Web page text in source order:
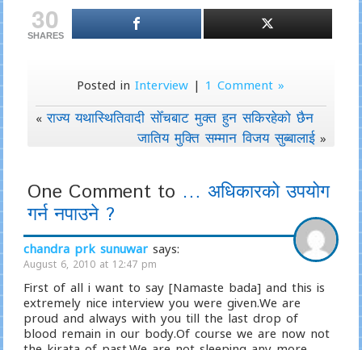
30
SHARES
Posted inInterview | 1 Comment »
«राज्य यथास्थितिवादी सोँचबाट मुक्त हुन सकिरहेको छैन
जातिय मुक्ति सम्मान विजय सुब्बालाई »
One Comment to … अधिकारको उपयोग
गर्न नपाउने ?
chandra prk sunuwar says:
August 6, 2010 at 12:47 pm
First of all i want to say [Namaste bada] and this is
extremely nice interview you were given.We are
proud and always with you till the last drop of
blood remain in our body.Of course we are now not